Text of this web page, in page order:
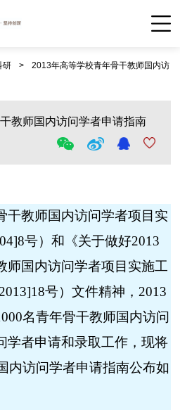
研 >
2013年高等学校青年骨干教师国内访
教师国内访问学者申请指南
干教师国内访问学者项目实
号）和《关于做好2013
师国内访问学者项目实施工
3]18号）文件精神，2013
名青年骨干教师国内访问
学者申请和录取工作，现将
内访问学者申请指南公布如